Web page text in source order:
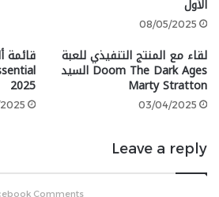
the free PS5®Pro
update now!
Graphical Enhancements
60 FPS “Quality mode”
XVoLsCODwK
الأول
08/05/2025
لقاء مع المنتج التنفيذي للعبة
Doom The Dark Ages السيد
Marty Stratton
03/04/2025
2025
Leave a reply
Comments